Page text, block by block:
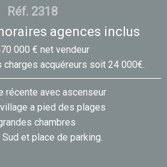
Réf. 2318
agences inclus
000 € net vendeur
charges acquéreurs soit 24 000€.
récente avec ascenseur
a pied des plages
chambres
et place de parking.